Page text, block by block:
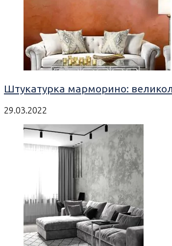
Штукатурка марморино:
29.03.2022